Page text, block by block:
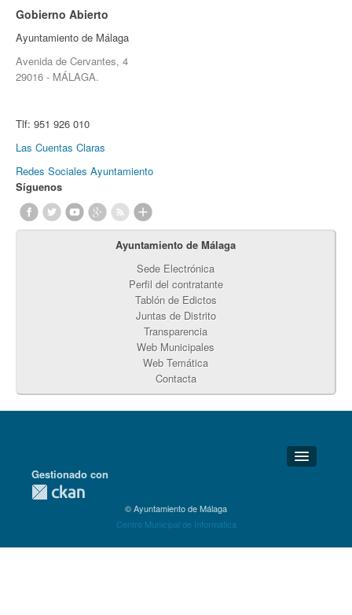
Gobierno Abierto
Ayuntamiento de Málaga
Avenida de Cervantes, 4
29016 - MÁLAGA.
Tlf: 951 926 010
Las Cuentas Claras
Redes Sociales Ayuntamiento
Síguenos
Ayuntamiento de Málaga
Sede Electrónica
Perfil del contratante
Tablón de Edictos
Juntas de Distrito
Transparencia
Web Municipales
Web Temática
Contacta
Detalles Técnicos
Gestionado con
© Ayuntamiento de Málaga
Centro Municipal de Informática